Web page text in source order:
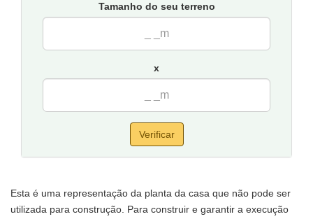
Tamanho do seu terreno
x
Verificar
Esta é uma representação da planta da casa que não pode ser
utilizada para construção. Para construir e garantir a execução